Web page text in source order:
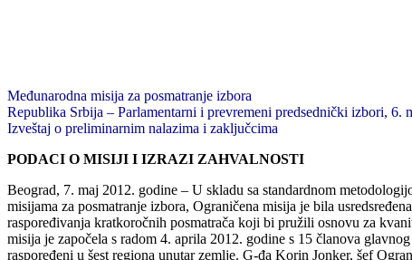
Međunarodna misija za posmatranje izbora
Republika Srbija – Parlamentarni i prevremeni predsednički izbori, 6.
Izveštaj o preliminarnim nalazima i zaključcima
PODACI O MISIJI I IZRAZI ZAHVALNOSTI
Beograd, 7. maj 2012. godine – U skladu sa standardnom
misijama za posmatranje izbora, Ograničena misija je bila
raspoređivanja kratkoročnih posmatrača koji bi pružili osnovu za
misija je započela s radom 4. aprila 2012. godine s 15 članova
raspoređeni u šest regiona unutar zemlje. G-đa Korin Jonker, šef